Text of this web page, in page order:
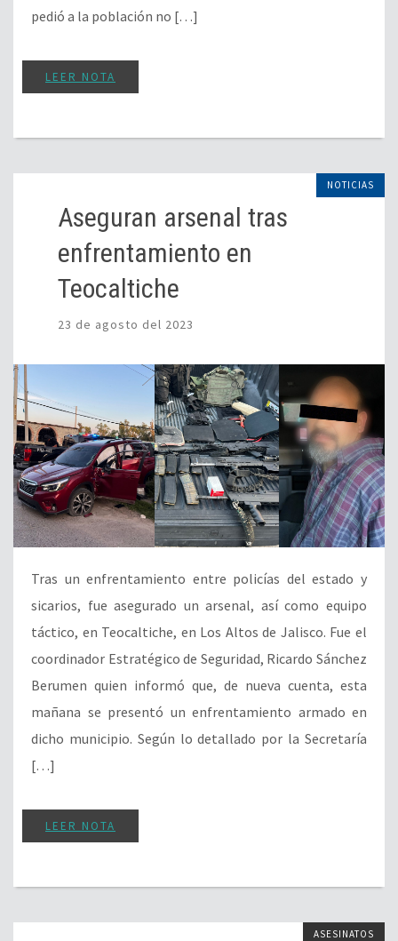
pedió a la población no […]
LEER NOTA
NOTICIAS
Aseguran arsenal tras
enfrentamiento en
Teocaltiche
23 de agosto del 2023
Tras un enfrentamiento entre policías del estado y
sicarios, fue asegurado un arsenal, así como equipo
táctico, en Teocaltiche, en Los Altos de Jalisco. Fue el
coordinador Estratégico de Seguridad, Ricardo Sánchez
Berumen quien informó que, de nueva cuenta, esta
mañana se presentó un enfrentamiento armado en
dicho municipio. Según lo detallado por la Secretaría
[…]
LEER NOTA
ASESINATOS